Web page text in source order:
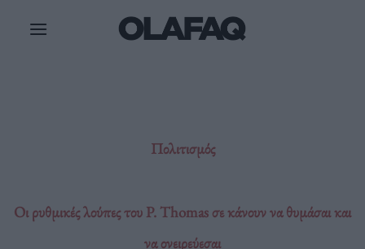
Πολιτισμός
Οι ρυθμικές λούπες του P. Thomas σε κάνουν να θυμάσαι και
να ονειρεύεσαι